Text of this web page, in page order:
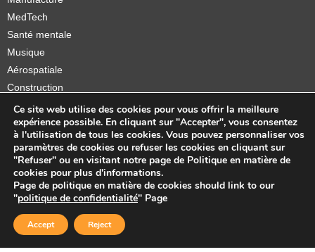
MedTech
Santé mentale
Musique
Aérospatiale
Construction
Orthèses et prothèses
Startups
Copyright © 2026 Sidekick Interactive Inc.
Ce site web utilise des cookies pour vous offrir la meilleure
expérience possible. En cliquant sur "Accepter", vous consentez
à l'utilisation de tous les cookies. Vous pouvez personnaliser vos
paramètres de cookies ou refuser les cookies en cliquant sur
"Refuser" ou en visitant notre page de Politique en matière de
cookies pour plus d'informations.
Page de politique en matière de cookies should link to our
"politique de confidentialité" Page
Accept Reject